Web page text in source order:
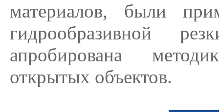
материалов, были
гидрообразивной
апробирована
открытых объектов.